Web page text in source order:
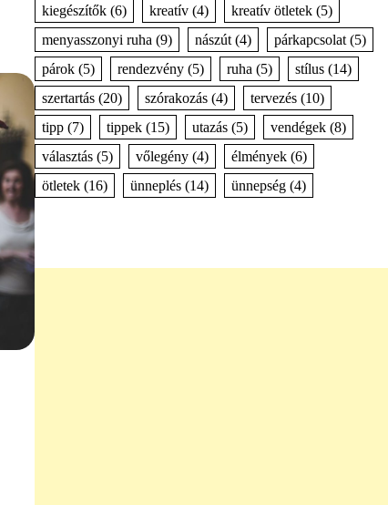
kiegészítők(6) kreatív(4) kreatív ötletek(5)
menyasszonyi ruha (9) nászút(4) párkapcsolat(5)
párok(5) rendezvény(5) ruha (5) stílus(14)
szertartás(20) szórakozás(4) tervezés(10)
tipp(7) tippek(15) utazás(5) vendégek(8)
választás(5) vőlegény(4) élmények(6)
ötletek(16) ünneplés(14) ünnepség(4)